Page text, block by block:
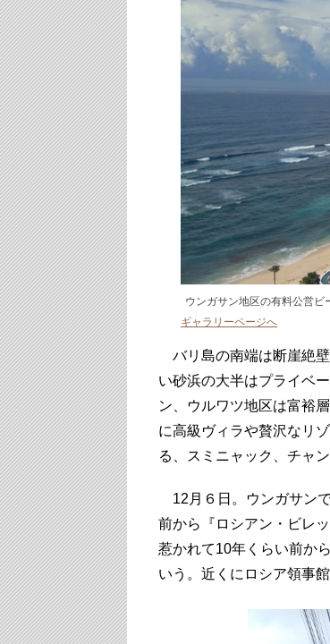
ウンガサン地区の有料公営ビ
ギャラリーページへ
バリ島の南端は断崖絶
い砂浜の大半はプライベ
ン、ウルワツ地区は富裕
に高級ヴィラや贅沢なリ
る、スミニャック、チャ
12月６日。ウンガサン
前から『ロシアン・ビレ
惹かれて10年くらい前か
いう。近くにロシア領事